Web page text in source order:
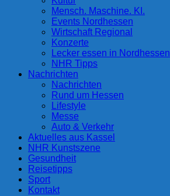
Mensch. Maschine. KI.
Events Nordhessen
Wirtschaft Regional
Konzerte
Lecker essen in Nordhessen
NHR Tipps
Nachrichten
Nachrichten
Rund um Hessen
Lifestyle
Messe
Auto & Verkehr
Aktuelles aus Kassel
NHR Kunstszene
Gesundheit
Reisetipps
Sport
Kontakt